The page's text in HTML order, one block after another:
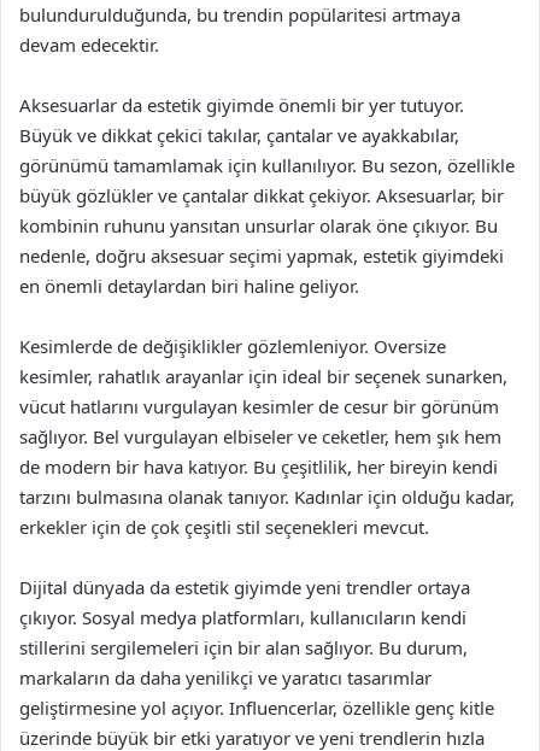
bulundurulduğunda, bu trendin popülaritesi artmaya
devam edecektir.
Aksesuarlar da estetik giyimde önemli bir yer tutuyor.
Büyük ve dikkat çekici takılar, çantalar ve ayakkabılar,
görünümü tamamlamak için kullanılıyor. Bu sezon, özellikle
büyük gözlükler ve çantalar dikkat çekiyor. Aksesuarlar, bir
kombinin ruhunu yansıtan unsurlar olarak öne çıkıyor. Bu
nedenle, doğru aksesuar seçimi yapmak, estetik giyimdeki
en önemli detaylardan biri haline geliyor.
Kesimlerde de değişiklikler gözlemleniyor. Oversize
kesimler, rahatlık arayanlar için ideal bir seçenek sunarken,
vücut hatlarını vurgulayan kesimler de cesur bir görünüm
sağlıyor. Bel vurgulayan elbiseler ve ceketler, hem şık hem
de modern bir hava katıyor. Bu çeşitlilik, her bireyin kendi
tarzını bulmasına olanak tanıyor. Kadınlar için olduğu kadar,
erkekler için de çok çeşitli stil seçenekleri mevcut.
Dijital dünyada da estetik giyimde yeni trendler ortaya
çıkıyor. Sosyal medya platformları, kullanıcıların kendi
stillerini sergilemeleri için bir alan sağlıyor. Bu durum,
markaların da daha yenilikçi ve yaratıcı tasarımlar
geliştirmesine yol açıyor. Influencerlar, özellikle genç kitle
üzerinde büyük bir etki yaratıyor ve yeni trendlerin hızla